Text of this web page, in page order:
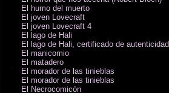
El humo del muerto
El joven Lovecraft
El joven Lovecraft 4
El lago de Hali
El lago de Hali, certificado de autenticidad
El manicomio
El matadero
El morador de las tinieblas
El morador de las tinieblas
El Necrocomicón